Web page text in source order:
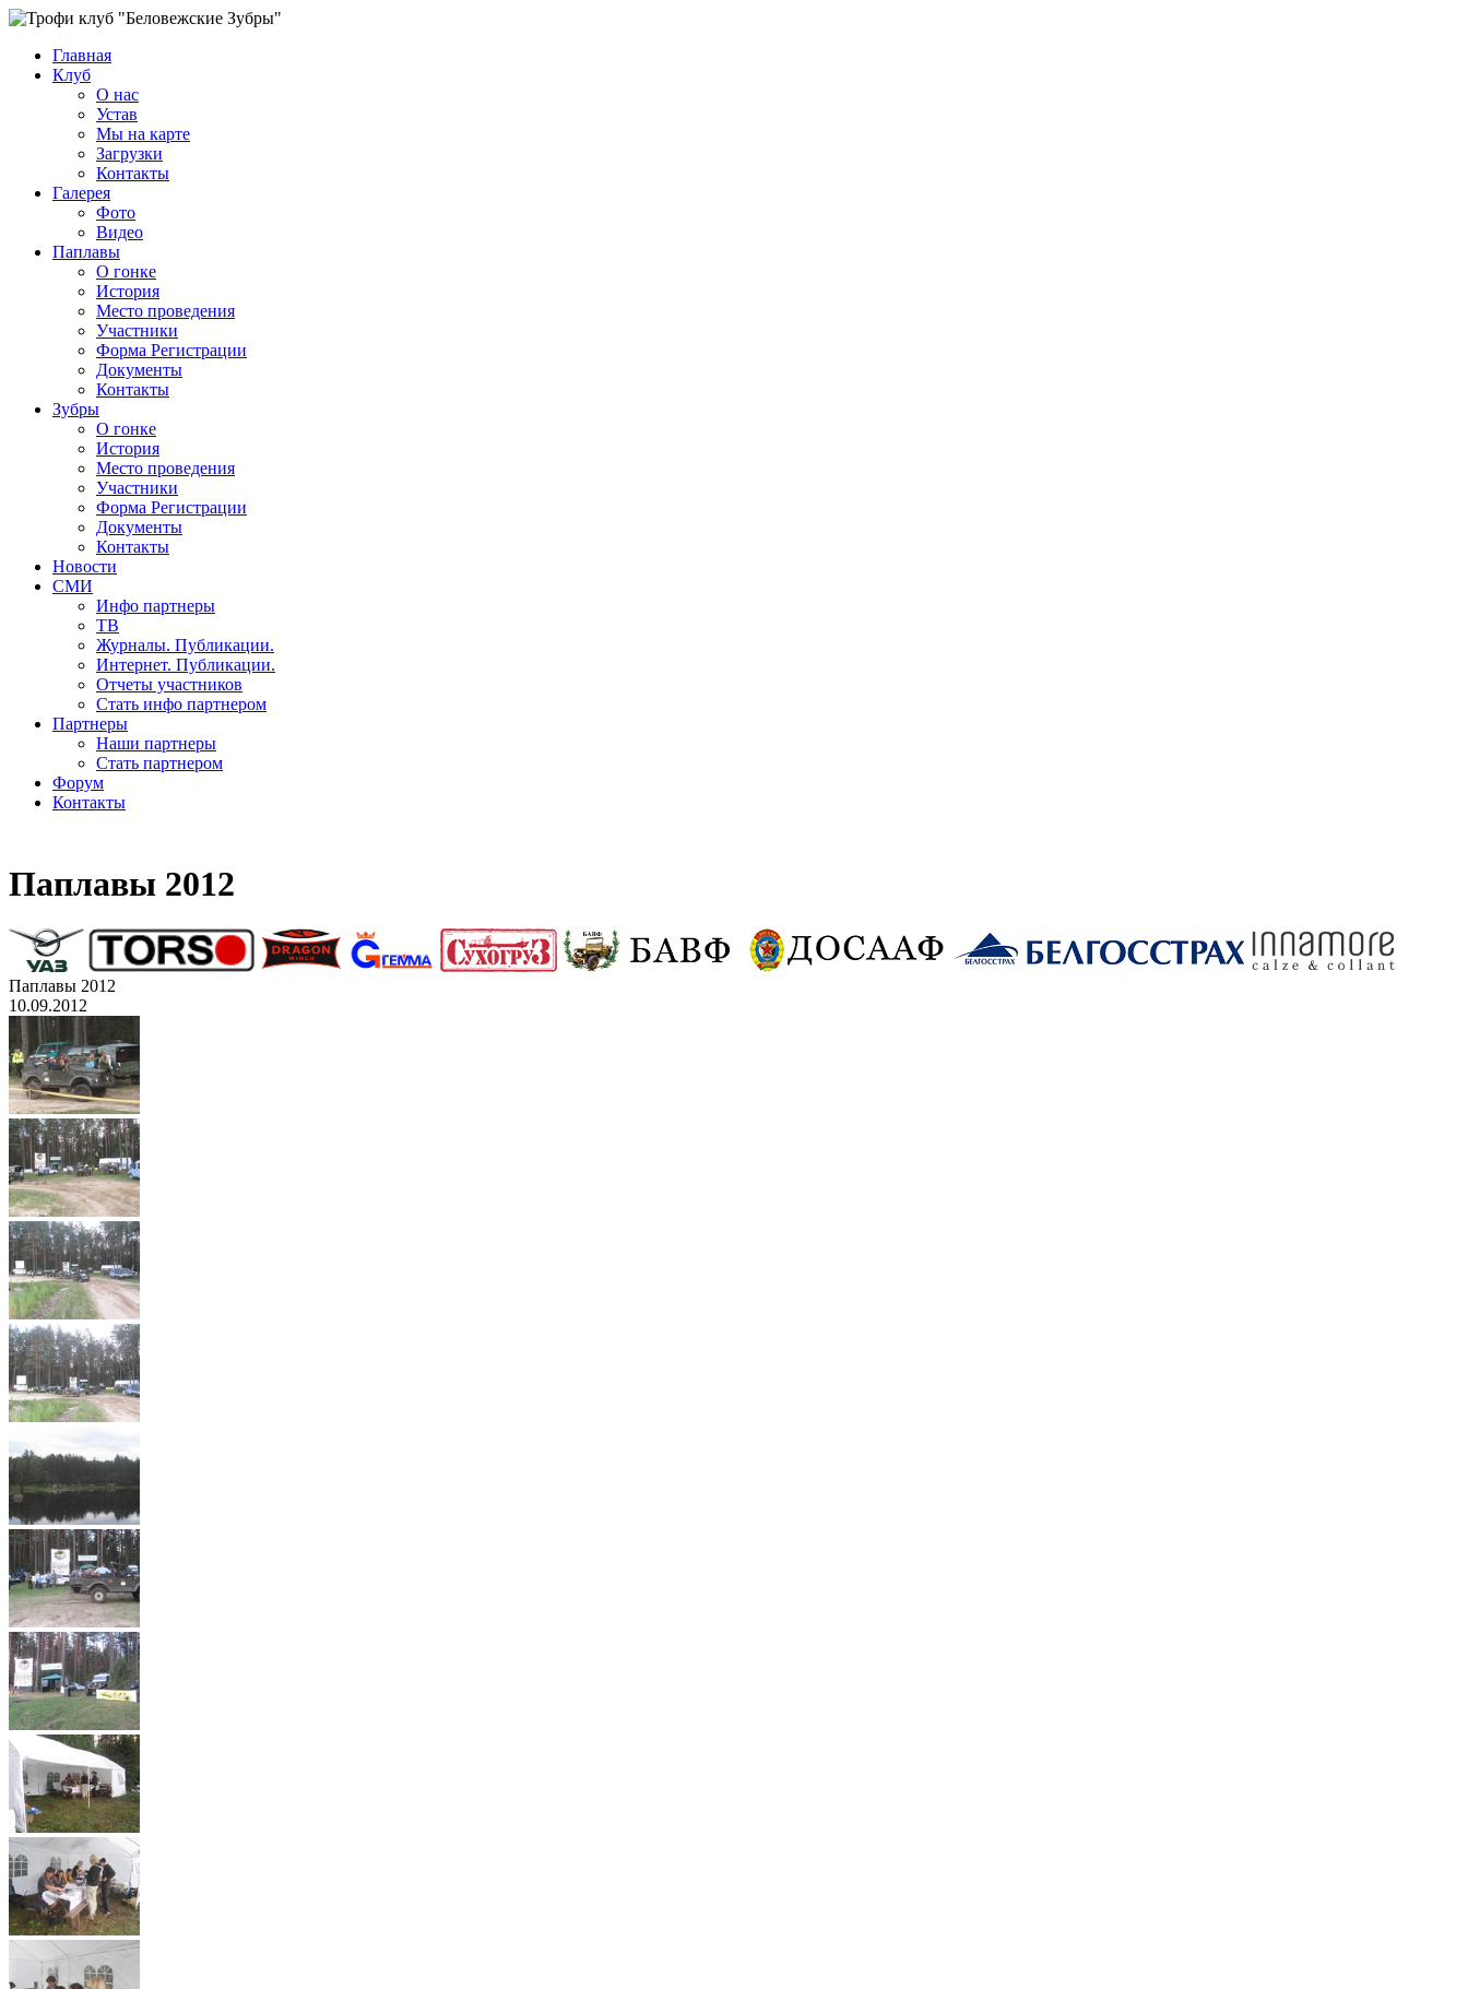
Главная
Клуб
О нас
Устав
Мы на карте
Загрузки
Контакты
Галерея
Фото
Видео
Паплавы
О гонке
История
Место проведения
Участники
Форма Регистрации
Документы
Контакты
Зубры
О гонке
История
Место проведения
Участники
Форма Регистрации
Документы
Контакты
Новости
СМИ
Инфо партнеры
ТВ
Журналы. Публикации.
Интернет. Публикации.
Отчеты участников
Стать инфо партнером
Партнеры
Наши партнеры
Стать партнером
Форум
Контакты
Паплавы 2012
Паплавы 2012
10.09.2012